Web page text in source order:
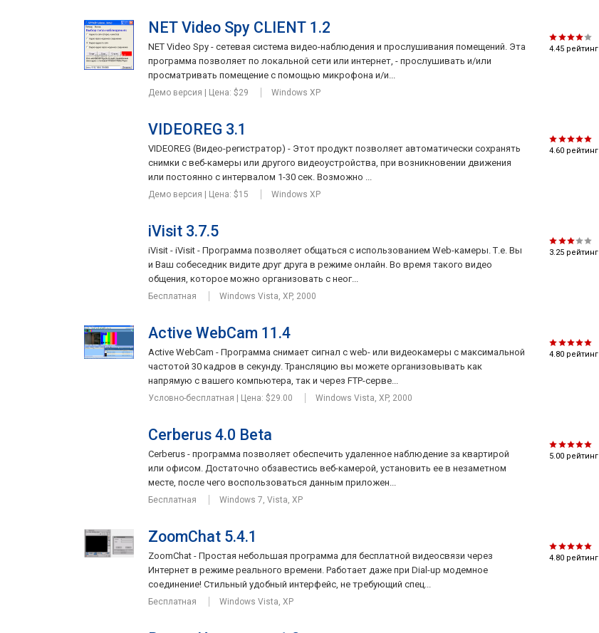
4.45 рейтинг
NET Video Spy CLIENT 1.2
NET Video Spy - сетевая система видео-наблюдения и прослушивания помещений. Эта
программа позволяет по локальной сети или интернет, - прослушивать и/или
просматривать помещение с помощью микрофона и/и...
Демо версия | Цена: $29 Windows XP
4.60 рейтинг
VIDEOREG 3.1
VIDEOREG (Видео-регистратор) - Этот продукт позволяет автоматически сохранять
снимки с веб-камеры или другого видеоустройства, при возникновении движения
или постоянно с интервалом 1-30 сек. Возможно ...
Демо версия | Цена: $15 Windows XP
3.25 рейтинг
iVisit 3.7.5
iVisit - iVisit - Программа позволяет общаться с использованием Web-камеры. Т.е. Вы
и Ваш собеседник видите друг друга в режиме онлайн. Во время такого видео
общения, которое можно организовать с неог...
Бесплатная Windows Vista, XP, 2000
4.80 рейтинг
Active WebCam 11.4
Active WebCam - Программа снимает сигнал с web- или видеокамеры с максимальной
частотой 30 кадров в секунду. Трансляцию вы можете организовывать как
напрямую с вашего компьютера, так и через FTP-серве...
Условно-бесплатная | Цена: $29.00 Windows Vista, XP, 2000
5.00 рейтинг
Cerberus 4.0 Beta
Cerberus - программа позволяет обеспечить удаленное наблюдение за квартирой
или офисом. Достаточно обзавестись веб-камерой, установить ее в незаметном
месте, после чего воспользоваться данным приложен...
Бесплатная Windows 7, Vista, XP
4.80 рейтинг
ZoomChat 5.4.1
ZoomChat - Простая небольшая программа для бесплатной видеосвязи через
Интернет в режиме реального времени. Работает даже при Dial-up модемное
соединение! Стильный удобный интерфейс, не требующий спец...
Бесплатная Windows Vista, XP